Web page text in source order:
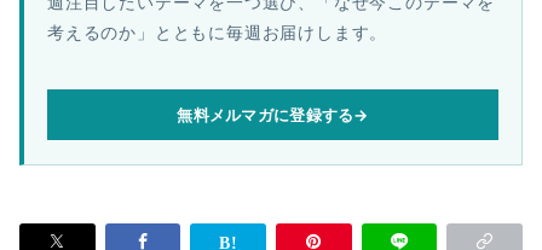
考えるのか」とともに毎週お届けします。
無料メルマガに登録する→